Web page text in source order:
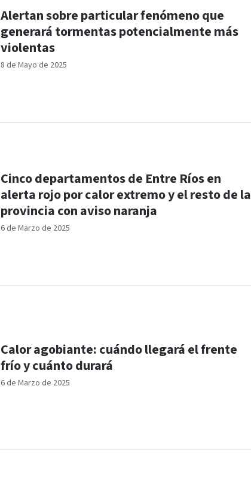
8 de Mayo de 2025
Alertan sobre particular fenómeno que
generará tormentas potencialmente más
violentas
6 de Marzo de 2025
Cinco departamentos de Entre Ríos en
alerta rojo por calor extremo y el resto de la
provincia con aviso naranja
6 de Marzo de 2025
Calor agobiante: cuándo llegará el frente
frío y cuánto durará